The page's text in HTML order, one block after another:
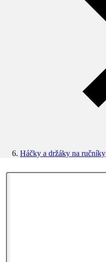
Háčky a držáky na ručníky